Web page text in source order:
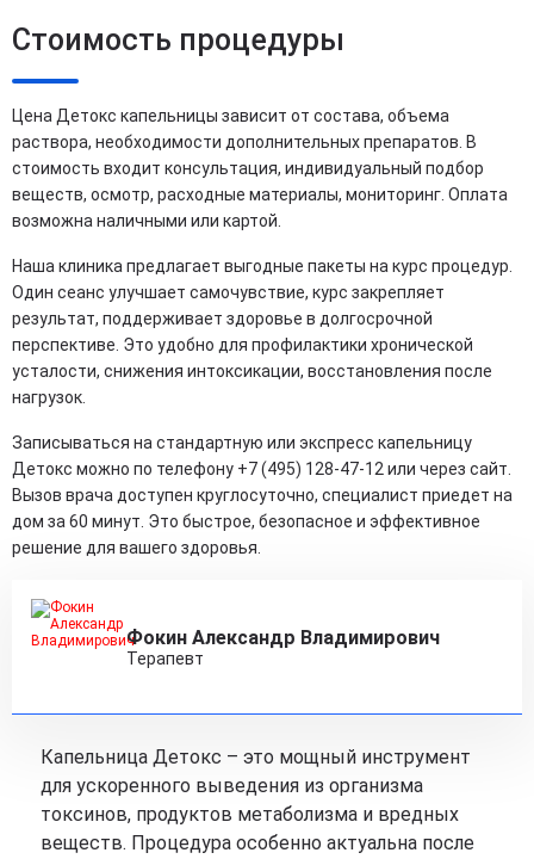
Стоимость процедуры
Цена Детокс капельницы зависит от состава, объема
раствора, необходимости дополнительных препаратов. В
стоимость входит консультация, индивидуальный подбор
веществ, осмотр, расходные материалы, мониторинг. Оплата
возможна наличными или картой.
Наша клиника предлагает выгодные пакеты на курс процедур.
Один сеанс улучшает самочувствие, курс закрепляет
результат, поддерживает здоровье в долгосрочной
перспективе. Это удобно для профилактики хронической
усталости, снижения интоксикации, восстановления после
нагрузок.
Записываться на стандартную или экспресс капельницу
Детокс можно по телефону +7 (495) 128-47-12 или через сайт.
Вызов врача доступен круглосуточно, специалист приедет на
дом за 60 минут. Это быстрое, безопасное и эффективное
решение для вашего здоровья.
Фокин Александр Владимирович
Терапевт
Капельница Детокс – это мощный инструмент
для ускоренного выведения из организма
токсинов, продуктов метаболизма и вредных
веществ. Процедура особенно актуальна после